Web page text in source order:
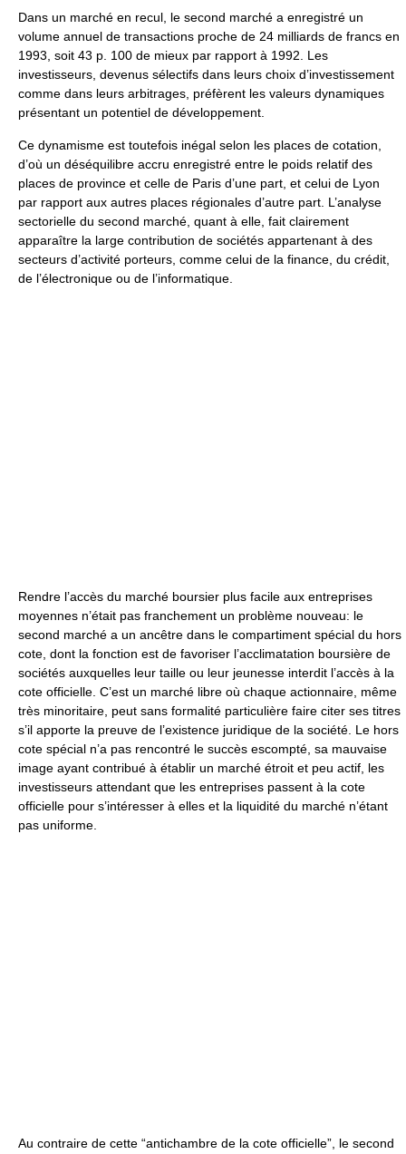
Dans un marché en recul, le second marché a enregistré un
volume annuel de transactions proche de 24 milliards de francs en
1993, soit 43 p. 100 de mieux par rapport à 1992. Les
investisseurs, devenus sélectifs dans leurs choix d’investissement
comme dans leurs arbitrages, préfèrent les valeurs dynamiques
présentant un potentiel de développement.
Ce dynamisme est toutefois inégal selon les places de cotation,
d’où un déséquilibre accru enregistré entre le poids relatif des
places de province et celle de Paris d’une part, et celui de Lyon
par rapport aux autres places régionales d’autre part. L’analyse
sectorielle du second marché, quant à elle, fait clairement
apparaître la large contribution de sociétés appartenant à des
secteurs d’activité porteurs, comme celui de la finance, du crédit,
de l’électronique ou de l’informatique.
Rendre l’accès du marché boursier plus facile aux entreprises
moyennes n’était pas franchement un problème nouveau: le
second marché a un ancêtre dans le compartiment spécial du hors
cote, dont la fonction est de favoriser l’acclimatation boursière de
sociétés auxquelles leur taille ou leur jeunesse interdit l’accès à la
cote officielle. C’est un marché libre où chaque actionnaire, même
très minoritaire, peut sans formalité particulière faire citer ses titres
s’il apporte la preuve de l’existence juridique de la société. Le hors
cote spécial n’a pas rencontré le succès escompté, sa mauvaise
image ayant contribué à établir un marché étroit et peu actif, les
investisseurs attendant que les entreprises passent à la cote
officielle pour s’intéresser à elles et la liquidité du marché n’étant
pas uniforme.
Au contraire de cette “antichambre de la cote officielle”, le second